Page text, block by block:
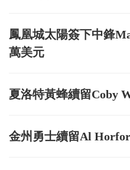
鳳凰城太陽簽下中鋒
萬美元
夏洛特黃蜂續留Coby
金州勇士續留Al